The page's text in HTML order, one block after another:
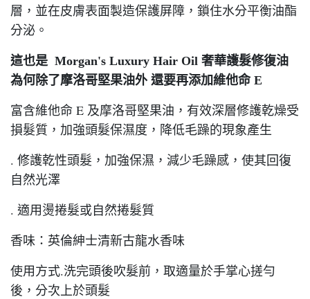
層，並在皮膚表面製造保護屏障，鎖住水分平衡油酯
分泌。
這也是 Morgan's Luxury Hair Oil 奢華護髮修復油
為何除了摩洛哥堅果油外 還要再添加維他命 E
富含維他命 E 及摩洛哥堅果油，有效深層修護乾燥受
損髮質，加強頭髮保濕度，降低毛躁的現象產生
. 修護乾性頭髮，加強保濕，減少毛躁感，使其回復
自然光澤
. 適用燙捲髮或自然捲髮質
香味：英倫紳士清新古龍水香味
使用方式.洗完頭後吹髮前，取適量於手掌心搓勻
後，分次上於頭髮